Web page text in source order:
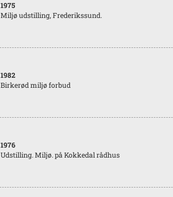
1975
Miljø udstilling, Frederikssund.
1982
Birkerød miljø forbud
1976
Udstilling. Miljø. på Kokkedal rådhus